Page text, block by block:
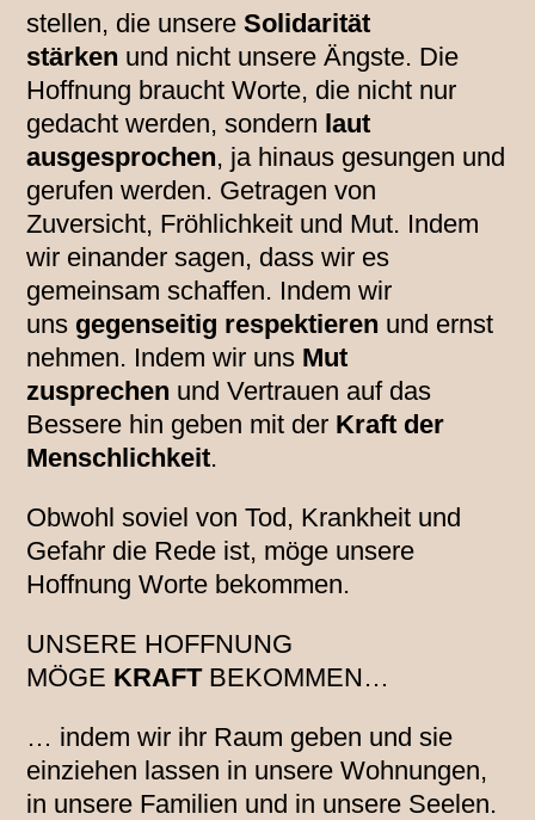
stellen, die unsereSolidarität
stärken und nicht unsere Ängste. Die
Hoffnung braucht Worte, die nicht nur
gedacht werden, sondern laut
ausgesprochen, ja hinaus gesungen und
gerufen werden. Getragen von
Zuversicht, Fröhlichkeit und Mut. Indem
wir einander sagen, dass wir es
gemeinsam schaffen. Indem wir
uns gegenseitig respektieren und ernst
nehmen. Indem wir uns Mut
zusprechen und Vertrauen auf das
Bessere hin geben mit der Kraft der
Menschlichkeit.
Obwohl soviel von Tod, Krankheit und
Gefahr die Rede ist, möge unsere
Hoffnung Worte bekommen.
UNSERE HOFFNUNG
MÖGE KRAFTBEKOMMEN…
… indem wir ihr Raum geben und sie
einziehen lassen in unsere Wohnungen,
in unsere Familien und in unsere Seelen.